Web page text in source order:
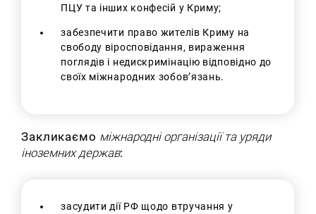
ПЦУ та інших конфесій у Криму;
забезпечити право жителів Криму на
свободу віросповідання, вираження
поглядів і недискримінацію відповідно до
своїх міжнародних зобов’язань.
Закликаємо міжнародні організації та уряди
іноземних держав:
засудити дії РФ щодо втручання у